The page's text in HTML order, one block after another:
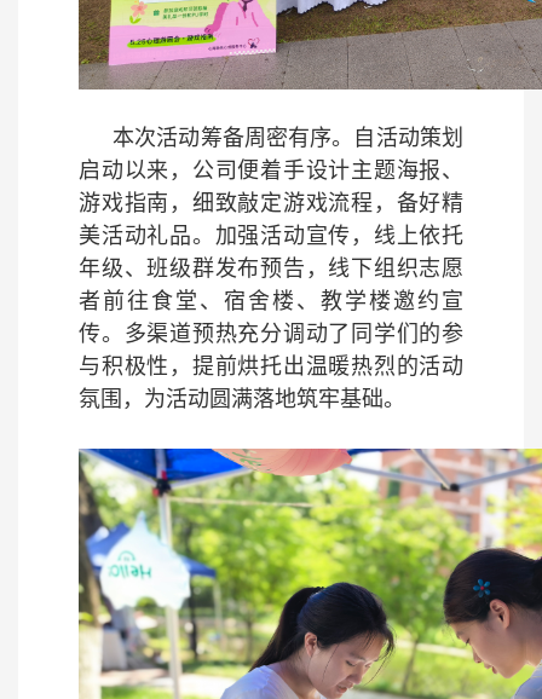
本次活动筹备周密有序。自活动策划
启动以来，公司便着手设计主题海报、
游戏指南，细致敲定游戏流程，备好精
美活动礼品。加强活动宣传，线上依托
年级、班级群发布预告，线下组织志愿
者前往食堂、宿舍楼、教学楼邀约宣
传。多渠道预热充分调动了同学们的参
与积极性，提前烘托出温暖热烈的活动
氛围，为活动圆满落地筑牢基础。